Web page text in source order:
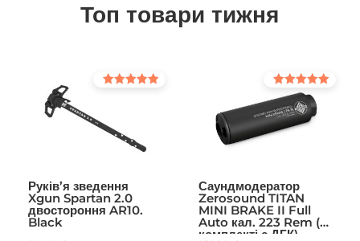
Топ товари тижня
Руків’я зведення
Xgun Spartan 2.0
двостороння AR10.
Black
Саундмодератор
Zerosound TITAN
MINI BRAKE II Full
Auto кал. 223 Rem (в
комплекті с ДГК)
Оцінено в
5.00
з 5